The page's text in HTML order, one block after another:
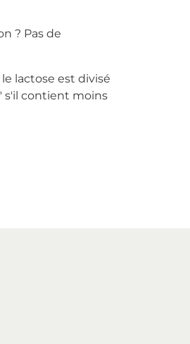
? Pas de
lactose est divisé
s'il contient moins